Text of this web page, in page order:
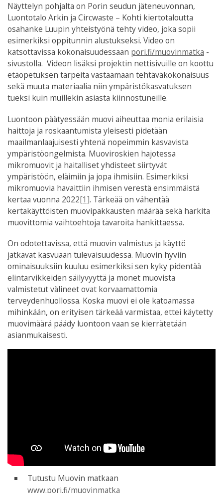
Näyttelyn pohjalta on Porin seudun jäteneuvonnan,
Luontotalo Arkin ja Circwaste – Kohti kiertotaloutta
osahanke Luupin yhteistyönä tehty video, joka sopii
esimerkiksi oppitunnin alustukseksi. Video on
katsottavissa kokonaisuudessaan pori.fi/muovinmatka -
sivustolla. Videon lisäksi projektin nettisivuille on koottu
etäopetuksen tarpeita vastaamaan tehtäväkokonaisuus
sekä muuta materiaalia niin ympäristökasvatuksen
tueksi kuin muillekin asiasta kiinnostuneille.
Luontoon päätyessään muovi aiheuttaa monia erilaisia
haittoja ja roskaantumista yleisesti pidetään
maailmanlaajuisesti yhtenä nopeimmin kasvavista
ympäristöongelmista. Muoviroskien hajotessa
mikromuovit ja haitalliset yhdisteet siirtyvät
ympäristöön, eläimiin ja jopa ihmisiin. Esimerkiksi
mikromuovia havaittiin ihmisen verestä ensimmäistä
kertaa vuonna 2022[1]. Tärkeää on vähentää
kertakäyttöisten muovipakkausten määrää sekä harkita
muovittomia vaihtoehtoja tavaroita hankittaessa.
On odotettavissa, että muovin valmistus ja käyttö
jatkavat kasvuaan tulevaisuudessa. Muovin hyviin
ominaisuuksiin kuuluu esimerkiksi sen kyky pidentää
elintarvikkeiden säilyvyyttä ja monet muovista
valmistetut välineet ovat korvaamattomia
terveydenhuollossa. Koska muovi ei ole katoamassa
mihinkään, on erityisen tärkeää varmistaa, ettei käytetty
muovimäärä päädy luontoon vaan se kierrätetään
asianmukaisesti.
Tutustu Muovin matkaan
www.pori.fi/muovinmatka